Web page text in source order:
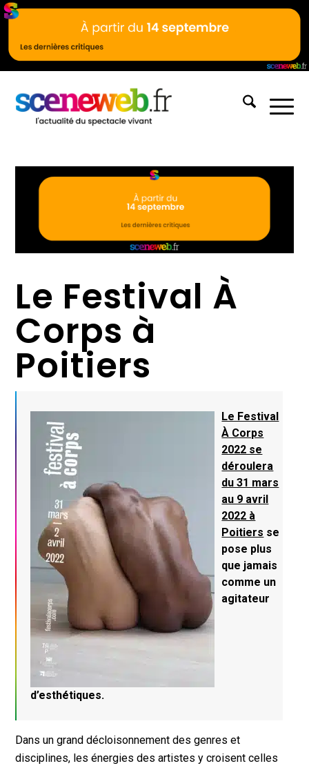
Le Festival À
Corps à
Poitiers
Le Festival
À Corps
2022 se
déroulera
du 31 mars
au 9 avril
2022 à
Poitiers se
pose plus
que jamais
comme un
agitateur
d’esthétiques.
Dans un grand décloisonnement des genres et
disciplines, les énergies des artistes y croisent celles